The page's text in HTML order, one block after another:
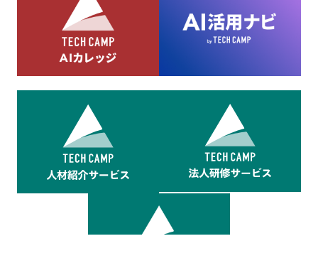
析結果を取得し、これをお客様の個人データと結びつけた上
で、広告配信等の目的で利用いたします。